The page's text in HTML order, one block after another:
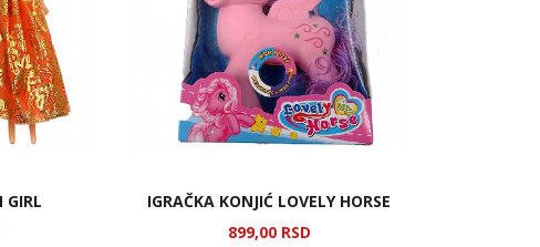
GIRL
IGRAČKA KONJIĆ LOVELY HORSE
899,00 RSD